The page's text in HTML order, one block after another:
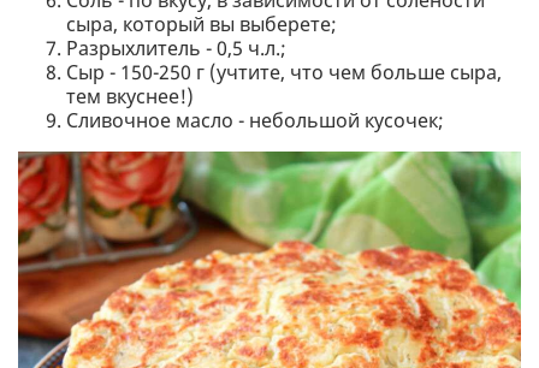
сыра, который вы выберете;
Разрыхлитель - 0,5 ч.л.;
Сыр - 150-250 г (учтите, что чем больше сыра,
тем вкуснее!)
Сливочное масло - небольшой кусочек;